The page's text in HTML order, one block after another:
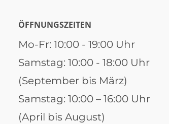
ÖFFNUNGSZEITEN
Mo-Fr: 10:00 - 19:00 Uhr
Samstag: 10:00 - 18:00 Uhr
(September bis März)
Samstag: 10:00 – 16:00 Uhr
(April bis August)